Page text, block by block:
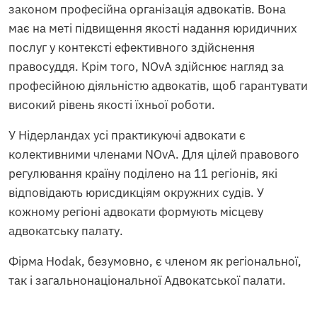
законом професійна організація адвокатів. Вона
має на меті підвищення якості надання юридичних
послуг у контексті ефективного здійснення
правосуддя. Крім того, NOvA здійснює нагляд за
професійною діяльністю адвокатів, щоб гарантувати
високий рівень якості їхньої роботи.
У Нідерландах усі практикуючі адвокати є
колективними членами NOvA. Для цілей правового
регулювання країну поділено на 11 регіонів, які
відповідають юрисдикціям окружних судів. У
кожному регіоні адвокати формують місцеву
адвокатську палату.
Фірма Hodak, безумовно, є членом як регіональної,
так і загальнонаціональної Адвокатської палати.